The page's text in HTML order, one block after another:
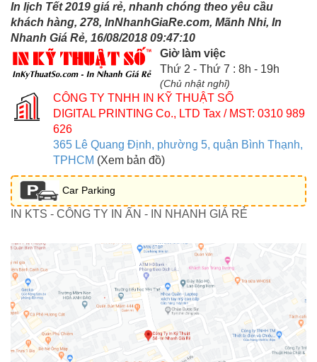
In lịch Tết 2019 giá rẻ, nhanh chóng theo yêu cầu
khách hàng, 278, InNhanhGiaRe.com, Mãnh Nhi, In
Nhanh Giá Rẻ, 16/08/2018 09:47:10
Giờ làm việc
Thứ 2 - Thứ 7 : 8h - 19h
(Chủ nhật nghỉ)
CÔNG TY TNHH IN KỸ THUẬT SỐ
DIGITAL PRINTING Co., LTD Tax / MST: 0310 989
626
365 Lê Quang Định, phường 5, quận Bình Thạnh,
TPHCM (Xem bản đồ)
Car Parking
IN KTS - CÔNG TY IN ẤN - IN NHANH GIÁ RẺ